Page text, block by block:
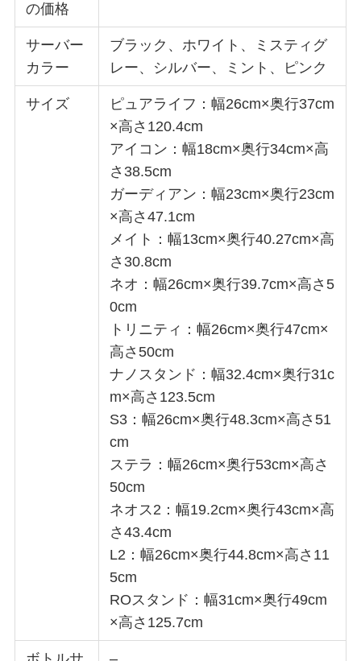
の価格
サーバー
カラー
ブラック、ホワイト、ミスティグ
レー、シルバー、ミント、ピンク
サイズ
ピュアライフ：幅26cm×奥行37cm
×高さ120.4cm
アイコン：幅18cm×奥行34cm×高
さ38.5cm
ガーディアン：幅23cm×奥行23cm
×高さ47.1cm
メイト：幅13cm×奥行40.27cm×高
さ30.8cm
ネオ：幅26cm×奥行39.7cm×高さ5
0cm
トリニティ：幅26cm×奥行47cm×
高さ50cm
ナノスタンド：幅32.4cm×奥行31c
m×高さ123.5cm
S3：幅26cm×奥行48.3cm×高さ51
cm
ステラ：幅26cm×奥行53cm×高さ
50cm
ネオス2：幅19.2cm×奥行43cm×高
さ43.4cm
L2：幅26cm×奥行44.8cm×高さ11
5cm
ROスタンド：幅31cm×奥行49cm
×高さ125.7cm